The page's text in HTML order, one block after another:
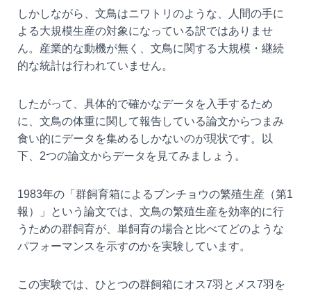
しかしながら、文鳥はニワトリのような、人間の手に
よる大規模生産の対象になっている訳ではありませ
ん。産業的な動機が無く、文鳥に関する大規模・継続
的な統計は行われていません。
したがって、具体的で確かなデータを入手するため
に、文鳥の体重に関して報告している論文からつまみ
食い的にデータを集めるしかないのが現状です。以
下、2つの論文からデータを見てみましょう。
1983年の「群飼育箱によるブンチョウの繁殖生産（第1
報）」という論文では、文鳥の繁殖生産を効率的に行
うための群飼育が、単飼育の場合と比べてどのような
パフォーマンスを示すのかを実験しています。
この実験では、ひとつの群飼箱にオス7羽とメス7羽を